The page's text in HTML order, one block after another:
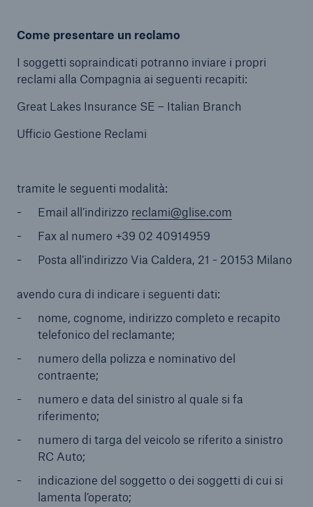
Come presentare un reclamo
I soggetti sopraindicati potranno inviare i propri
reclami alla Compagnia ai seguenti recapiti:
Great Lakes Insurance SE – Italian Branch
Ufficio Gestione Reclami
tramite le seguenti modalità:
Email all’indirizzo reclami@glise.com
Fax al numero +39 02 40914959
Posta all’indirizzo Via Caldera, 21 - 20153 Milano
avendo cura di indicare i seguenti dati:
nome, cognome, indirizzo completo e recapito
telefonico del reclamante;
numero della polizza e nominativo del
contraente;
numero e data del sinistro al quale si fa
riferimento;
numero di targa del veicolo se riferito a sinistro
RC Auto;
indicazione del soggetto o dei soggetti di cui si
lamenta l’operato;